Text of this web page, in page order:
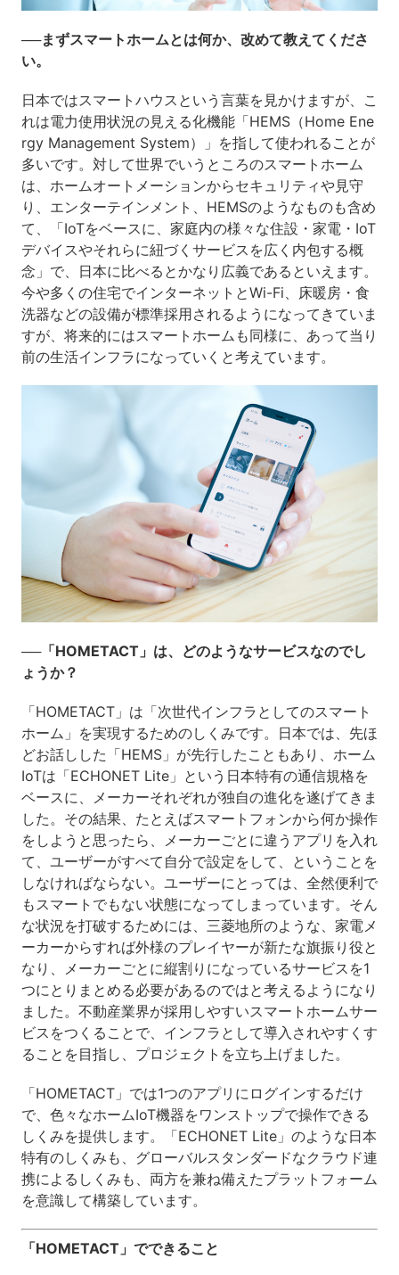
──まずスマートホームとは何か、改めて教えてくださ
い。
日本ではスマートハウスという言葉を見かけますが、こ
れは電力使用状況の見える化機能「HEMS（Home Ene
rgy Management System）」を指して使われることが
多いです。対して世界でいうところのスマートホーム
は、ホームオートメーションからセキュリティや見守
り、エンターテインメント、HEMSのようなものも含め
て、「IoTをベースに、家庭内の様々な住設・家電・IoT
デバイスやそれらに紐づくサービスを広く内包する概
念」で、日本に比べるとかなり広義であるといえます。
今や多くの住宅でインターネットとWi-Fi、床暖房・食
洗器などの設備が標準採用されるようになってきていま
すが、将来的にはスマートホームも同様に、あって当り
前の生活インフラになっていくと考えています。
──「HOMETACT」は、どのようなサービスなのでし
ょうか？
「HOMETACT」は「次世代インフラとしてのスマート
ホーム」を実現するためのしくみです。日本では、先ほ
どお話しした「HEMS」が先行したこともあり、ホーム
IoTは「ECHONET Lite」という日本特有の通信規格を
ベースに、メーカーそれぞれが独自の進化を遂げてきま
した。その結果、たとえばスマートフォンから何か操作
をしようと思ったら、メーカーごとに違うアプリを入れ
て、ユーザーがすべて自分で設定をして、ということを
しなければならない。ユーザーにとっては、全然便利で
もスマートでもない状態になってしまっています。そん
な状況を打破するためには、三菱地所のような、家電メ
ーカーからすれば外様のプレイヤーが新たな旗振り役と
なり、メーカーごとに縦割りになっているサービスを1
つにとりまとめる必要があるのではと考えるようになり
ました。不動産業界が採用しやすいスマートホームサー
ビスをつくることで、インフラとして導入されやすくす
ることを目指し、プロジェクトを立ち上げました。
「HOMETACT」では1つのアプリにログインするだけ
で、色々なホームIoT機器をワンストップで操作できる
しくみを提供します。「ECHONET Lite」のような日本
特有のしくみも、グローバルスタンダードなクラウド連
携によるしくみも、両方を兼ね備えたプラットフォーム
を意識して構築しています。
「HOMETACT」でできること